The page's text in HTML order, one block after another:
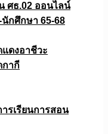
ศธ.02 ออนไลน์
กศึกษา 65-68
ดงอาชีวะ
กากี
รเรียนการสอน